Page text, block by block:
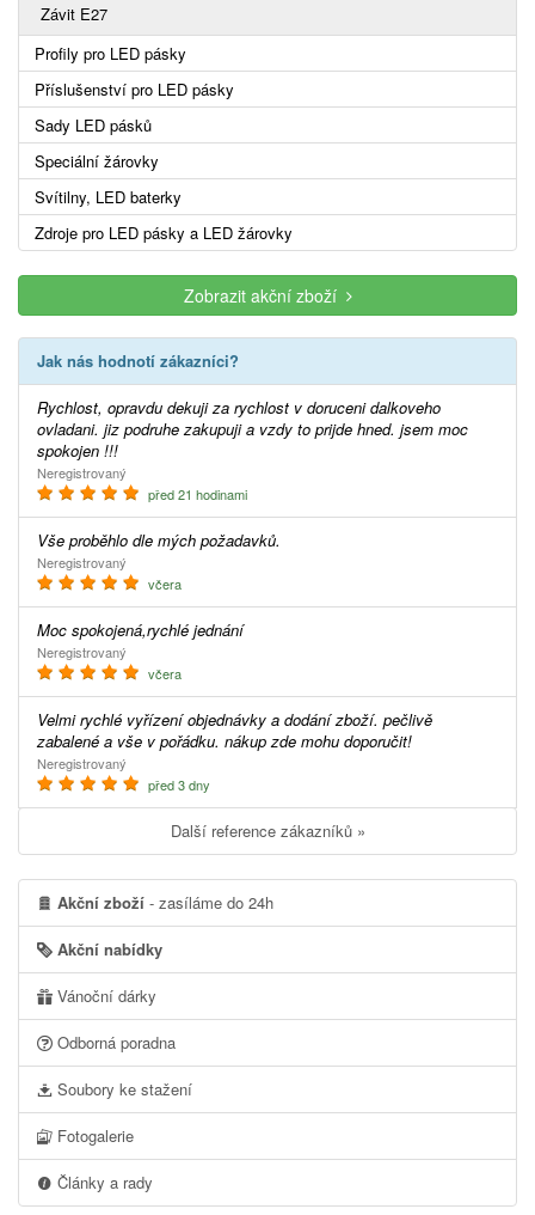
Závit E27
Profily pro LED pásky
Příslušenství pro LED pásky
Sady LED pásků
Speciální žárovky
Svítilny, LED baterky
Zdroje pro LED pásky a LED žárovky
Zobrazit akční zboží
Jak nás hodnotí zákazníci?
Rychlost, opravdu dekuji za rychlost v doruceni dalkoveho
ovladani. jiz podruhe zakupuji a vzdy to prijde hned. jsem moc
spokojen !!!
Neregistrovaný
před 21 hodinami
Vše proběhlo dle mých požadavků.
Neregistrovaný
včera
Moc spokojená,rychlé jednání
Neregistrovaný
včera
Velmi rychlé vyřízení objednávky a dodání zboží. pečlivě
zabalené a vše v pořádku. nákup zde mohu doporučit!
Neregistrovaný
před 3 dny
Další reference zákazníků »
Akční zboží - zasíláme do 24h
Akční nabídky
Vánoční dárky
Odborná poradna
Soubory ke stažení
Fotogalerie
Články a rady